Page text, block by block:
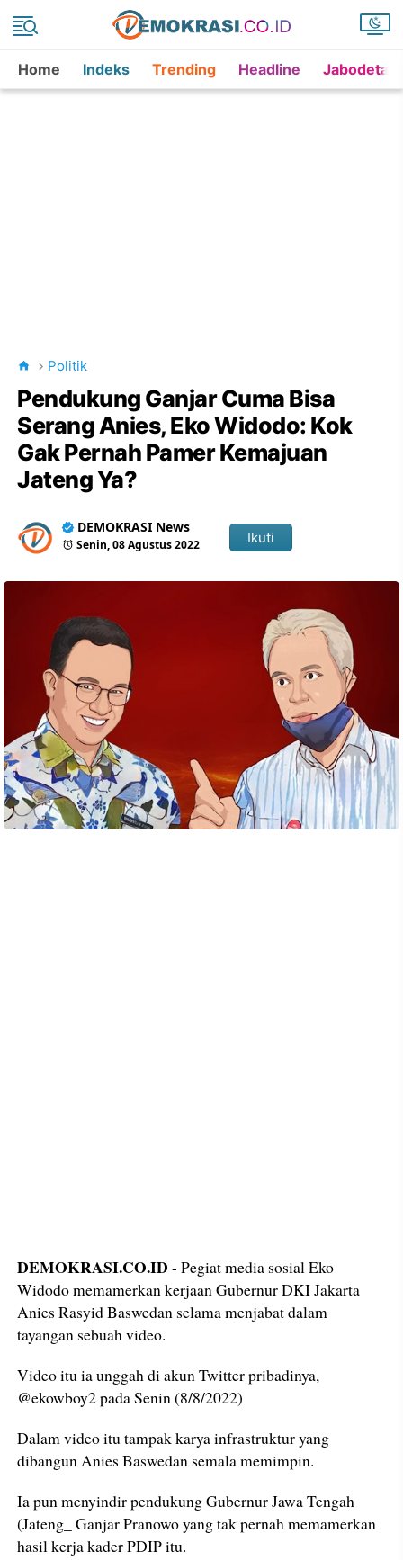
Home Indeks Trending Headline
Politik
Pendukung Ganjar Cuma Bisa
Serang Anies, Eko Widodo: Kok
Gak Pernah Pamer Kemajuan
Jateng Ya?
DEMOKRASI News
Senin, 08 Agustus 2022 Ikuti
DEMOKRASI.CO.ID - Pegiat media sosial Eko
Widodo memamerkan kerjaan Gubernur DKI Jakarta
Anies Rasyid Baswedan selama menjabat dalam
tayangan sebuah video.
Video itu ia unggah di akun Twitter pribadinya,
@ekowboy2 pada Senin (8/8/2022)
Dalam video itu tampak karya infrastruktur yang
dibangun Anies Baswedan semala memimpin.
Ia pun menyindir pendukung Gubernur Jawa Tengah
(Jateng_ Ganjar Pranowo yang tak pernah memamerkan
hasil kerja kader PDIP itu.